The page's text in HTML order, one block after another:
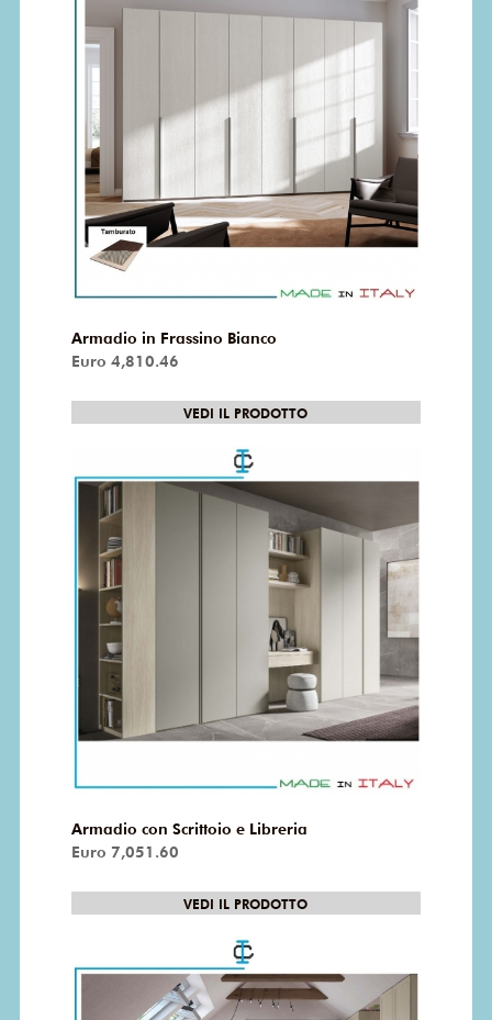
Armadio in Frassino Bianco
Euro 4,810.46
VEDI IL PRODOTTO
Armadio con Scrittoio e Libreria
Euro 7,051.60
VEDI IL PRODOTTO